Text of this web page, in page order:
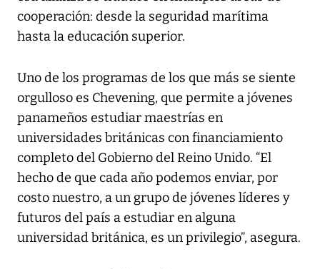
cooperación: desde la seguridad marítima
hasta la educación superior.
Uno de los programas de los que más se siente
orgulloso es Chevening, que permite a jóvenes
panameños estudiar maestrías en
universidades británicas con financiamiento
completo del Gobierno del Reino Unido. “El
hecho de que cada año podemos enviar, por
costo nuestro, a un grupo de jóvenes líderes y
futuros del país a estudiar en alguna
universidad británica, es un privilegio”, asegura.